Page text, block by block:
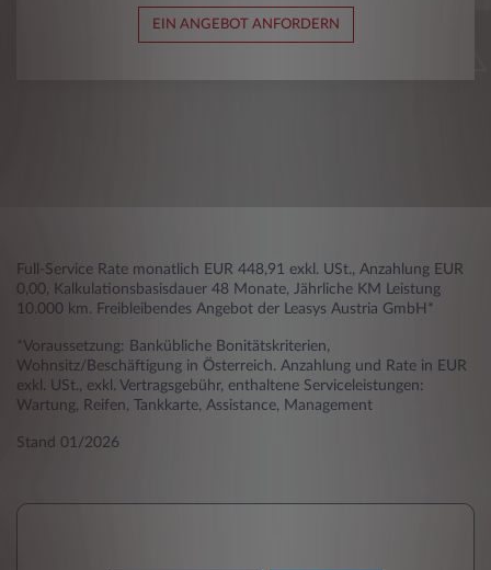
EIN ANGEBOT ANFORDERN
Full-Service Rate monatlich EUR 448,91 exkl. USt., Anzahlung EUR
0,00, Kalkulationsbasisdauer 48 Monate, Jährliche KM Leistung
10.000 km. Freibleibendes Angebot der Leasys Austria GmbH*
*Voraussetzung: Bankübliche Bonitätskriterien,
Wohnsitz/Beschäftigung in Österreich. Anzahlung und Rate in EUR
exkl. USt., exkl. Vertragsgebühr, enthaltene Serviceleistungen:
Wartung, Reifen, Tankkarte, Assistance, Management
Stand 01/2026